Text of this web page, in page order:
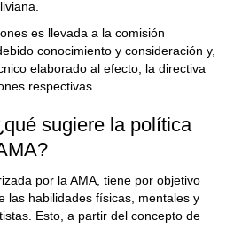
es llevada a la comisión
conocimiento y consideración y,
elaborado al efecto, la directiva
respectivas.
sugiere la política
por la AMA, tiene por objetivo
las habilidades físicas, mentales y
Esto, a partir del concepto de